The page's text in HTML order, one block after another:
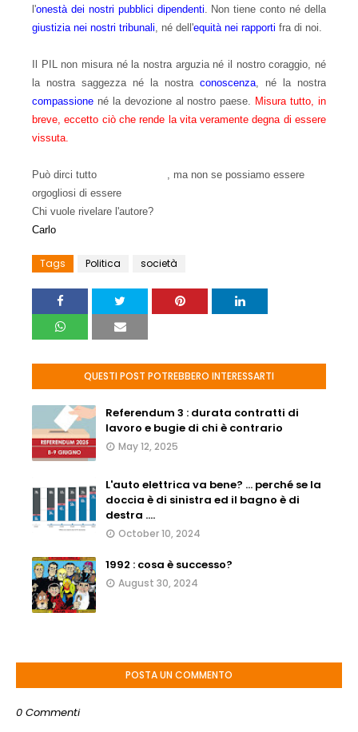
l'onestà dei nostri pubblici dipendenti. Non tiene conto né della
giustizia nei nostri tribunali, né dell'equità nei rapporti fra di noi.
Il PIL non misura né la nostra arguzia né il nostro coraggio, né
la nostra saggezza né la nostra conoscenza, né la nostra
compassione né la devozione al nostro paese. Misura tutto, in
breve, eccetto ciò che rende la vita veramente degna di essere
vissuta.
Può dirci tutto
, ma non se possiamo essere
orgogliosi di essere
Chi vuole rivelare l'autore?
Carlo
Tags Politica società
QUESTI POST POTREBBERO INTERESSARTI
Referendum 3 : durata contratti di
lavoro e bugie di chi è contrario
May 12, 2025
L'auto elettrica va bene? ... perché se la
doccia è di sinistra ed il bagno è di
destra ....
October 10, 2024
1992 : cosa è successo?
August 30, 2024
POSTA UN COMMENTO
0 Commenti